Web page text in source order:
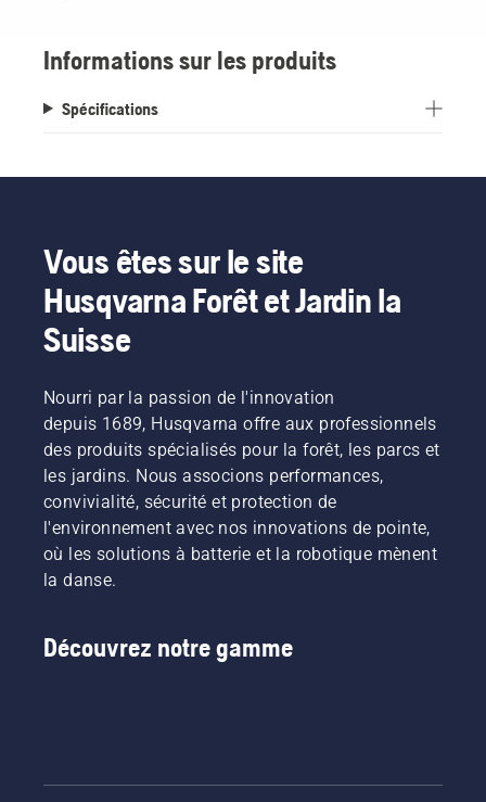
Informations sur les produits
Spécifications
Vous êtes sur le site
Husqvarna Forêt et Jardin la
Suisse
Nourri par la passion de l'innovation
depuis 1689, Husqvarna offre aux professionnels
des produits spécialisés pour la forêt, les parcs et
les jardins. Nous associons performances,
convivialité, sécurité et protection de
l'environnement avec nos innovations de pointe,
où les solutions à batterie et la robotique mènent
la danse.
Découvrez notre gamme